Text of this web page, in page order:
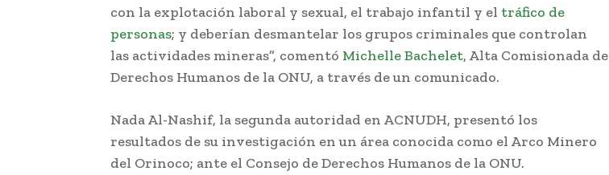
con la explotación laboral y sexual, el trabajo infantil y el tráfico de
personas; y deberían desmantelar los grupos criminales que controlan
las actividades mineras”, comentó Michelle Bachelet, Alta Comisionada de
Derechos Humanos de la ONU, a través de un comunicado.
Nada Al-Nashif, la segunda autoridad en ACNUDH, presentó los
resultados de su investigación en un área conocida como el Arco Minero
del Orinoco; ante el Consejo de Derechos Humanos de la ONU.